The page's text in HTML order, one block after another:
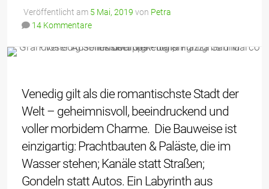
Veröffentlicht am 5 Mai, 2019 von Petra
14 Kommentare
Venedig gilt als die romantischste Stadt der
Welt – geheimnisvoll, beeindruckend und
voller morbidem Charme. Die Bauweise ist
einzigartig: Prachtbauten & Paläste, die im
Wasser stehen; Kanäle statt Straßen;
Gondeln statt Autos. Ein Labyrinth aus